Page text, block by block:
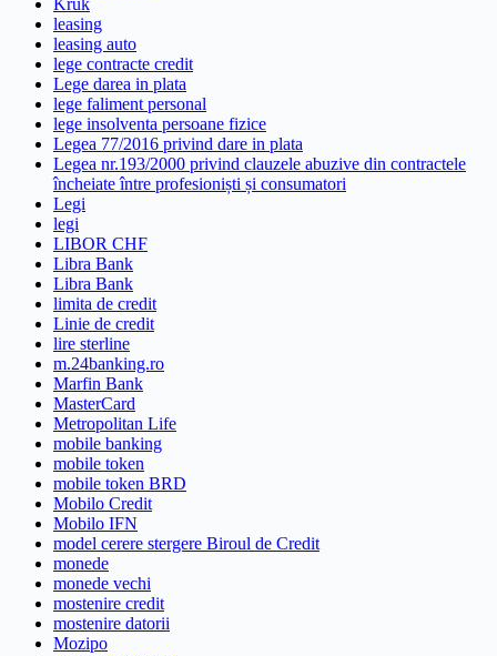
Kruk
leasing
leasing auto
lege contracte credit
Lege darea in plata
lege faliment personal
lege insolventa persoane fizice
Legea 77/2016 privind dare in plata
Legea nr.193/2000 privind clauzele abuzive din contractele
încheiate între profesioniști și consumatori
Legi
legi
LIBOR CHF
Libra Bank
Libra Bank
limita de credit
Linie de credit
lire sterline
m.24banking.ro
Marfin Bank
MasterCard
Metropolitan Life
mobile banking
mobile token
mobile token BRD
Mobilo Credit
Mobilo IFN
model cerere stergere Biroul de Credit
monede
monede vechi
mostenire credit
mostenire datorii
Mozipo